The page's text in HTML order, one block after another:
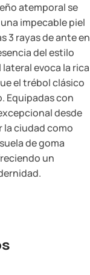
atemporal se
impecable piel
3 rayas de ante en
del estilo
evoca la rica
el trébol clásico
Equipadas con
desde
la ciudad como
de goma
un